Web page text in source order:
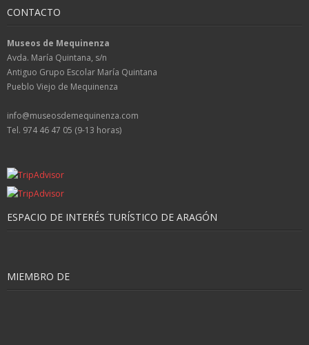
CONTACTO
Museos de Mequinenza
Avda. María Quintana, s/n
Antiguo Grupo Escolar María Quintana
Pueblo Viejo de Mequinenza
info@museosdemequinenza.com
Tel. 974 46 47 05 (9-13 horas)
ESPACIO DE INTERÉS TURÍSTICO DE ARAGÓN
MIEMBRO DE